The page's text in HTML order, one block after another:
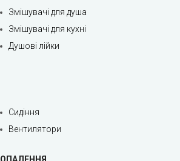
Змішувачі для душа
Змішувачі для кухні
Душові лійки
Сидіння
Вентилятори